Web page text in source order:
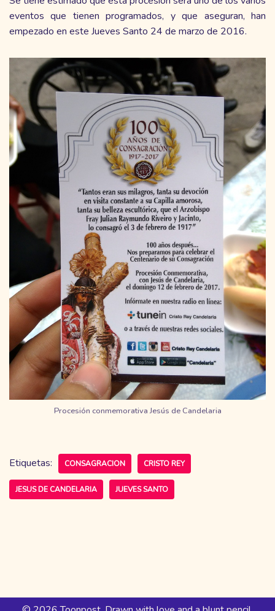
eventos que tienen programados, y que aseguran, han
empezado en este Jueves Santo 24 de marzo de 2016.
Procesión conmemorativa Jesús de Candelaria
Etiquetas: CONSAGRACION CRISTO REY
JESUS DE CANDELARIA JUEVES SANTO